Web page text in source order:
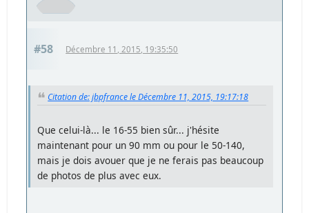
#58 Décembre 11, 2015, 19:35:50
Citation de: jbpfrance le Décembre 11, 2015, 19:17:18
Que celui-là... le 16-55 bien sûr... j'hésite
maintenant pour un 90 mm ou pour le 50-140,
mais je dois avouer que je ne ferais pas beaucoup
de photos de plus avec eux.